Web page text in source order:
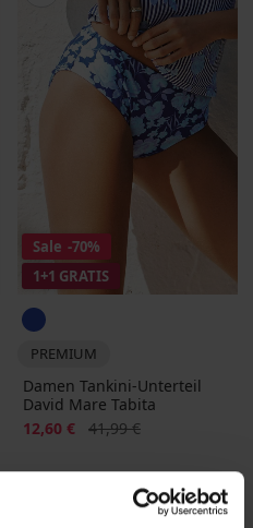
Sale -70%
1+1 GRATIS
PREMIUM
Damen Tankini-Unterteil
David Mare Tabita
Rabatt
12,60 € Alter Preis
41,99 €